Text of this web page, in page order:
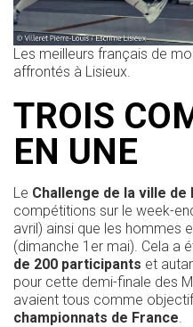
Les meilleurs français de
affrontés à Lisieux.
TROIS
EN UNE
Le Challenge de la ville de
compétitions sur le week-
avril) ainsi que les hommes
(dimanche 1er mai). Cela a
de 200 participants et
pour cette demi-finale des
avaient tous comme
championnats de France